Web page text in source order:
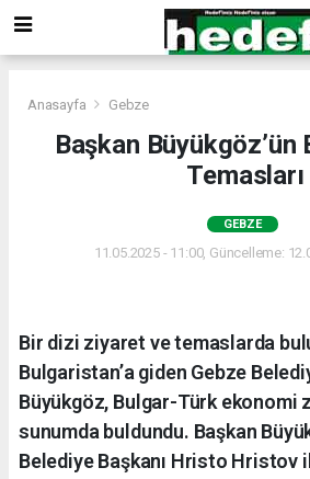
Anasayfa Gebze
Başkan Büyükgöz’ün
Temasları
GEBZE
11.05.2025 - 11:00, Güncelleme:
Bir dizi ziyaret ve temaslarda
Bulgaristan’a giden Gebze
Büyükgöz, Bulgar-Türk ekonomi
sunumda buldundu. Başkan
Belediye Başkanı Hristo Hristov